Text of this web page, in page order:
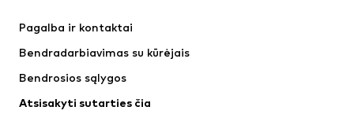
Apatiniai
Paltai
Pagalba ir kontaktai
Bendradarbiavimas su kūrėjais
Bendrosios sąlygos
Atsisakyti sutarties čia